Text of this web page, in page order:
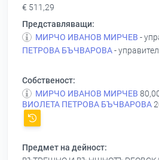
€ 511,29
Представляващи:
МИРЧО ИВАНОВ МИРЧЕВ -
ПЕТРОВА БЪЧВАРОВА- управител
Собственост:
МИРЧО ИВАНОВ МИРЧЕВ
ВИОЛЕТА ПЕТРОВА БЪЧВАРОВА
Предмет на дейност: